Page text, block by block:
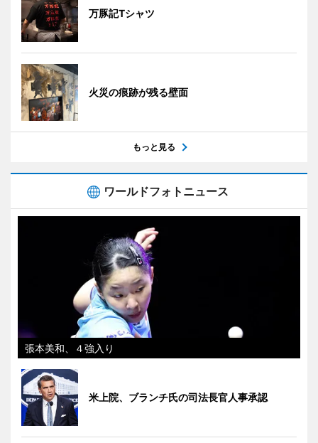
万豚記Tシャツ
火災の痕跡が残る壁面
もっと見る
ワールドフォトニュース
張本美和、４強入り
米上院、ブランチ氏の司法長官人事承認